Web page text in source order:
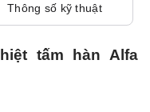
Thông số kỹ thuật
tấm hàn Alfa